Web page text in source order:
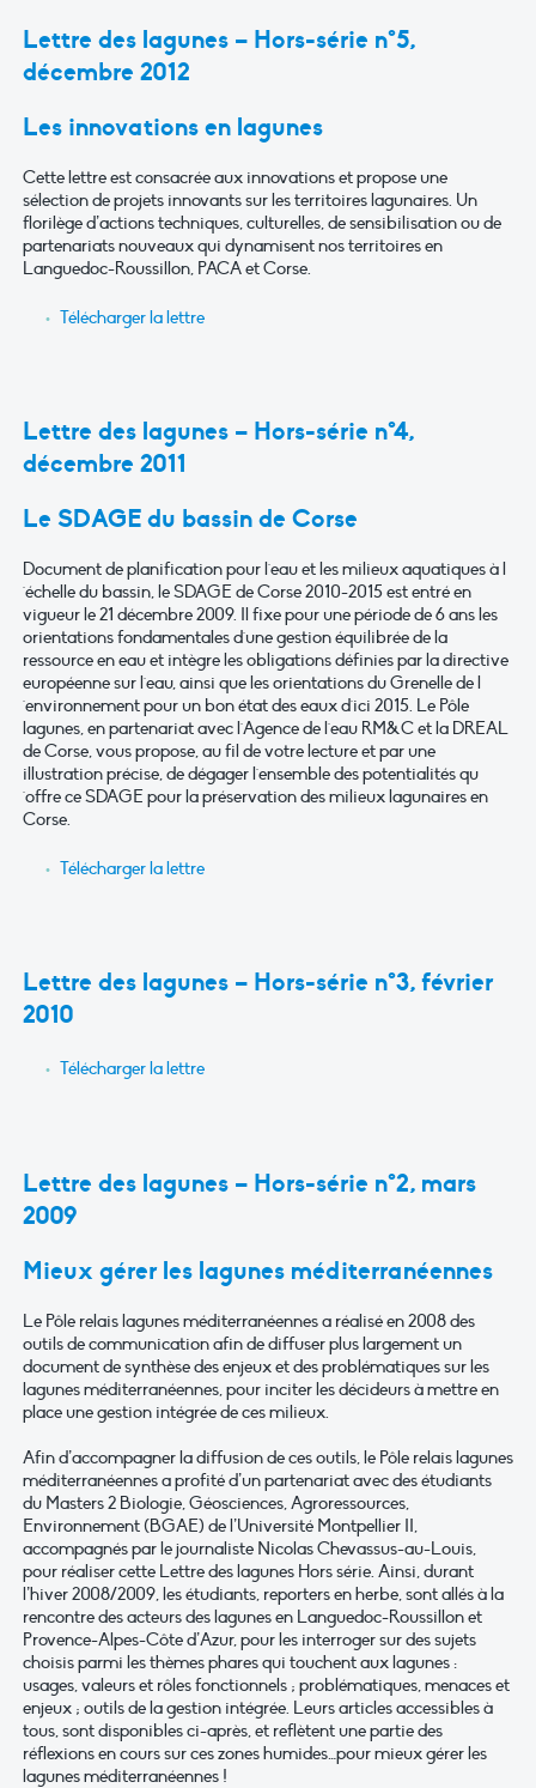
Lettre des lagunes – Hors-série n°5,
décembre 2012
Les innovations en lagunes
Cette lettre est consacrée aux innovations et propose une
sélection de projets innovants sur les territoires lagunaires. Un
florilège d’actions techniques, culturelles, de sensibilisation ou de
partenariats nouveaux qui dynamisent nos territoires en
Languedoc-Roussillon, PACA et Corse.
Télécharger la lettre
Lettre des lagunes – Hors-série n°4,
décembre 2011
Le SDAGE du bassin de Corse
Document de planification pour l´eau et les milieux aquatiques à l
´échelle du bassin, le SDAGE de Corse 2010-2015 est entré en
vigueur le 21 décembre 2009. Il fixe pour une période de 6 ans les
orientations fondamentales d´une gestion équilibrée de la
ressource en eau et intègre les obligations définies par la directive
européenne sur l´eau, ainsi que les orientations du Grenelle de l
´environnement pour un bon état des eaux d´ici 2015. Le Pôle
lagunes, en partenariat avec l´Agence de l´eau RM&C et la DREAL
de Corse, vous propose, au fil de votre lecture et par une
illustration précise, de dégager l´ensemble des potentialités qu
´offre ce SDAGE pour la préservation des milieux lagunaires en
Corse.
Télécharger la lettre
Lettre des lagunes – Hors-série n°3, février
2010
Télécharger la lettre
Lettre des lagunes – Hors-série n°2, mars
2009
Mieux gérer les lagunes méditerranéennes
Le Pôle relais lagunes méditerranéennes a réalisé en 2008 des
outils de communication afin de diffuser plus largement un
document de synthèse des enjeux et des problématiques sur les
lagunes méditerranéennes, pour inciter les décideurs à mettre en
place une gestion intégrée de ces milieux.
Afin d’accompagner la diffusion de ces outils, le Pôle relais lagunes
méditerranéennes a profité d’un partenariat avec des étudiants
du Masters 2 Biologie, Géosciences, Agroressources,
Environnement (BGAE) de l’Université Montpellier II,
accompagnés par le journaliste Nicolas Chevassus-au-Louis,
pour réaliser cette Lettre des lagunes Hors série. Ainsi, durant
l’hiver 2008/2009, les étudiants, reporters en herbe, sont allés à la
rencontre des acteurs des lagunes en Languedoc-Roussillon et
Provence-Alpes-Côte d’Azur, pour les interroger sur des sujets
choisis parmi les thèmes phares qui touchent aux lagunes :
usages, valeurs et rôles fonctionnels ; problématiques, menaces et
enjeux ; outils de la gestion intégrée. Leurs articles accessibles à
tous, sont disponibles ci-après, et reflètent une partie des
réflexions en cours sur ces zones humides…pour mieux gérer les
lagunes méditerranéennes !